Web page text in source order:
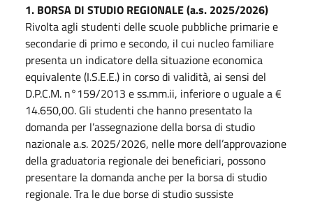
1. BORSA DI STUDIO REGIONALE (a.s. 2025/2026)
Rivolta agli studenti delle scuole pubbliche primarie e
secondarie di primo e secondo, il cui nucleo familiare
presenta un indicatore della situazione economica
equivalente (I.S.E.E.) in corso di validità, ai sensi del
D.P.C.M. n°159/2013 e ss.mm.ii, inferiore o uguale a €
14.650,00. Gli studenti che hanno presentato la
domanda per l’assegnazione della borsa di studio
nazionale a.s. 2025/2026, nelle more dell’approvazione
della graduatoria regionale dei beneficiari, possono
presentare la domanda anche per la borsa di studio
regionale. Tra le due borse di studio sussiste